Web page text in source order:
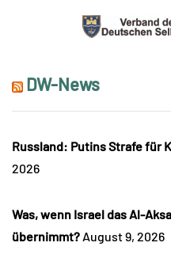
DW-News
Russland: Putins Strafe für
2026
Was, wenn Israel das Al-
übernimmt? August 9, 2026